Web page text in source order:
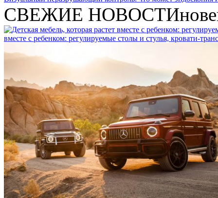
СВЕЖИЕ НОВОСТИ
вместе с ребенком: регулируемые столы и стулья, кровати-